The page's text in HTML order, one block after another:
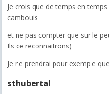
Je crois que de temps en
cambouis
et ne pas compter que sur le
Ils ce reconnaitrons)
Je ne prendrai pour exemple
sthubertal